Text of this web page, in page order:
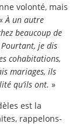
volonté, mais
À un autre
beaucoup de
je dis
cohabitations,
mariages, ils
qu’ils ont. »
est la
rappelons-